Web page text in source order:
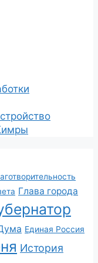
Глава города
Единая Россия
История